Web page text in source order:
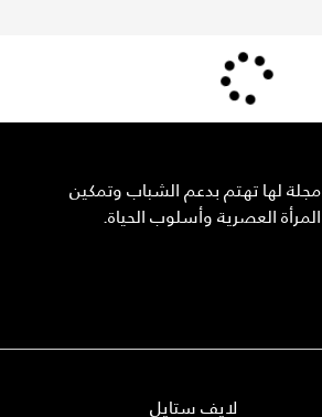
مجلة لها تهتم بدعم الشباب وتمكين
المرأة العصرية وأسلوب الحياة.
لايف ستايل